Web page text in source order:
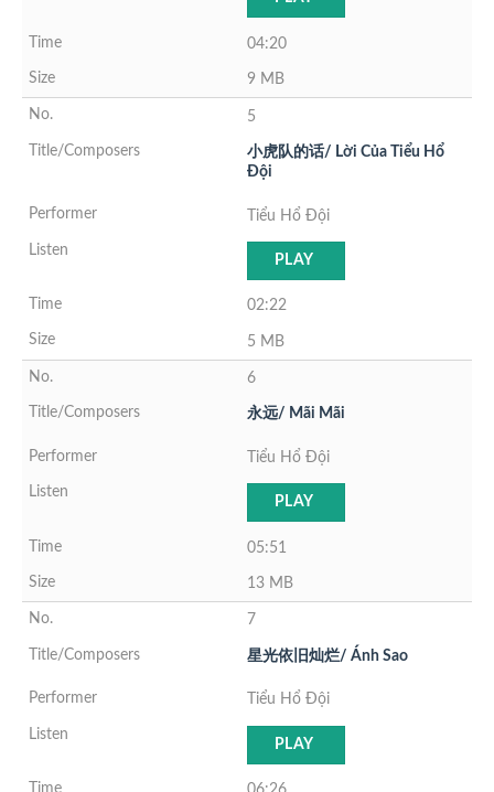
04:20
9 MB
5
小虎队的话/ Lời Của Tiểu Hổ
Đội
Tiểu Hổ Đội
PLAY
02:22
5 MB
6
永远/ Mãi Mãi
Tiểu Hổ Đội
PLAY
05:51
13 MB
7
星光依旧灿烂/ Ánh Sao
Tiểu Hổ Đội
PLAY